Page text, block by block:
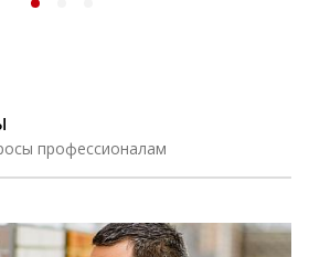
профессионалам